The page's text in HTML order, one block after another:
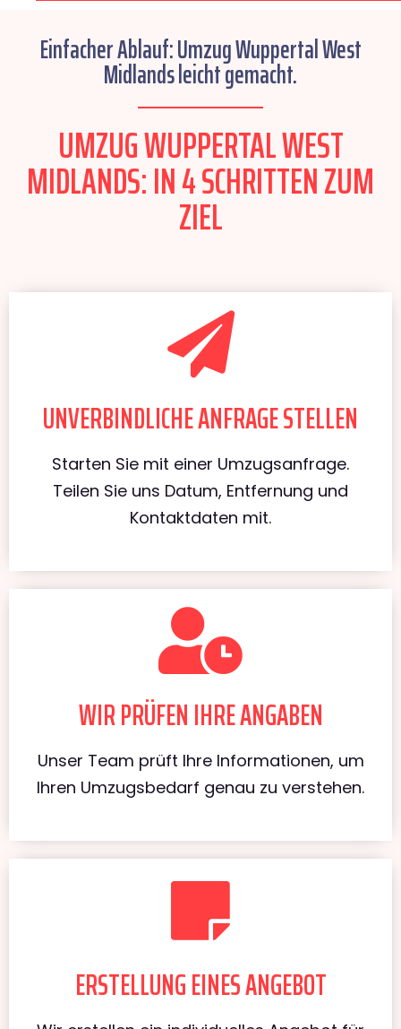
Einfacher Ablauf: Umzug Wuppertal West
Midlands leicht gemacht.
UMZUG WUPPERTAL WEST
MIDLANDS: IN 4 SCHRITTEN ZUM
ZIEL
UNVERBINDLICHE ANFRAGE STELLEN
Starten Sie mit einer Umzugsanfrage.
Teilen Sie uns Datum, Entfernung und
Kontaktdaten mit.
WIR PRÜFEN IHRE ANGABEN
Unser Team prüft Ihre Informationen, um
Ihren Umzugsbedarf genau zu verstehen.
ERSTELLUNG EINES ANGEBOT